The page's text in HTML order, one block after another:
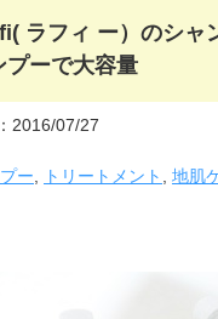
ラフィ ー）のシャ
プーで大容量
2016/07/27
ー トリートメント 地肌